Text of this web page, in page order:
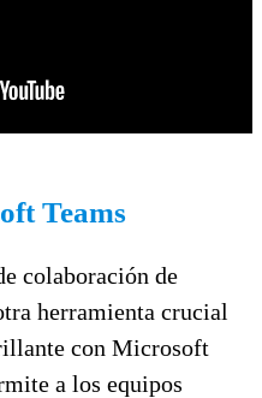
Teams
colaboración de
herramienta crucial
con Microsoft
a los equipos